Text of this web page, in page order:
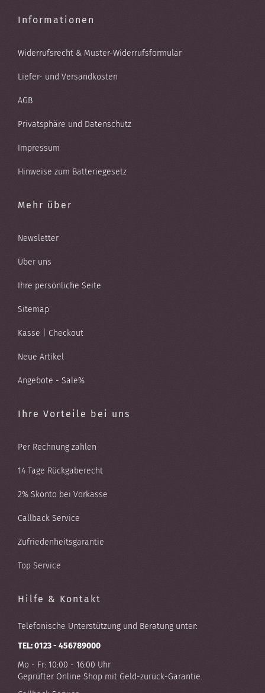
Informationen
Widerrufsrecht & Muster-Widerrufsformular
Liefer- und Versandkosten
AGB
Privatsphäre und Datenschutz
Impressum
Hinweise zum Batteriegesetz
Mehr über
Newsletter
Über uns
Ihre persönliche Seite
Sitemap
Kasse | Checkout
Neue Artikel
Angebote - Sale%
Ihre Vorteile bei uns
Per Rechnung zahlen
14 Tage Rückgaberecht
2% Skonto bei Vorkasse
Callback Service
Zufriedenheitsgarantie
Top Service
Hilfe & Kontakt
Telefonische Unterstützung und Beratung unter:
TEL: 0123 - 456789000
Mo - Fr: 10:00 - 16:00 Uhr
Geprüfter Online Shop mit Geld-zurück-Garantie.